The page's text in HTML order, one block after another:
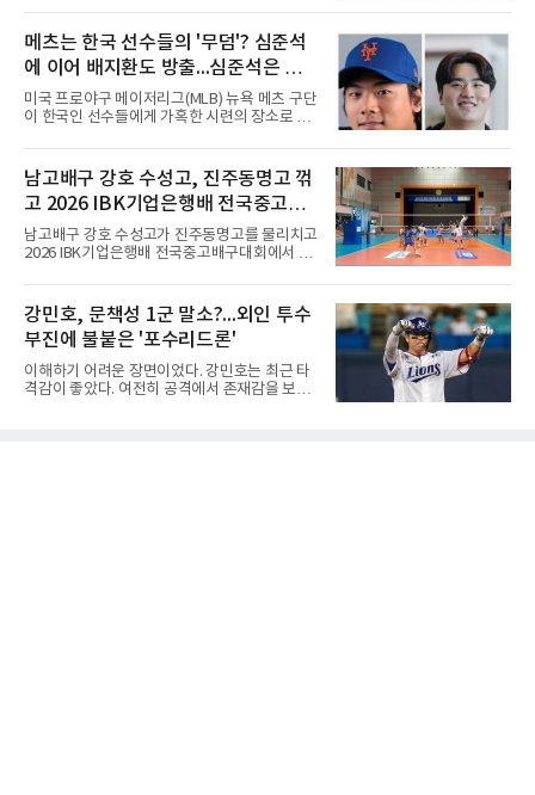
럼에도 팬들 사이에서 논란이 커진 이유는 그가
LG 이적 후 부상과 재활로
다.KLPGA 투어는 6일 제주도 서귀포시 테디 밸
리 골프 앤 리조트의 밸리·테디 코스(파72)에서
개막하는 제주삼다수 마스터스(총상금 10억원·
우승 상금 1억8천만원)로 하반기를 시작한다.두
선수의 재회 자체가 화제다. 올 시즌 3승으로 대
상 포인트(313점), 상금(9억8천400만원), 평균
타수(70.41타) 등 주요 부문 1위를 달리는 김민
솔이 하이원리조트 여자오픈에 나설 때 서교림
은 LPGA 에비앙 챔피언십에, 서교림
메츠는 한국 선수들의 '무덤'? 심준석
에 이어 배지환도 방출...심준석은 이
미 귀국, 배지환은 미국 잔류할 듯
미국 프로야구 메이저리그(MLB) 뉴욕 메츠 구단
이 한국인 선수들에게 가혹한 시련의 장소로 전
대형 유망주로 기대를 모았던 투수 심준석에 이
어, 빅리그 경력을 지닌 내외야수 배지환까지 연
달아 뉴욕 메츠 산하 마이너리그에서 방출 통보
를 받는 아픔을 겪었다. 두 선수의 동반 이탈은
메츠 구단이 유독 한국 선수들에게 '기회의 땅'이
아닌 '무덤'처럼 작용하고 있음을 방증하고 있다.
고교 시절 시속 160km에 달하는 강속구로 큰 스
리츠와 마이애미 말린스를 거쳐 메츠에 둥지를
틀며 반등을 노렸으나
남고배구 강호 수성고, 진주동명고 꺾
고 2026 IBK기업은행배 전국중고배
구대회 4강 진출
남고배구 강호 수성고가 진주동명고를 물리치고
2026 IBK기업은행배 전국중고배구대회에서 18
한국중고배구 2차연맹전 준우승팀 수성고는 4
일 충북 제천 대원대 민송체육관에서 열린 대회
8강전에서 진주동명고를 상대로 공격력이 호조
를 보이며 세트스코어 3-1(25-19, 25-22, 21-
25, 25-23)으로 꺾었다. 인하부고도 부산동성고
를 맞아 뛰어난 조직력을 바탕으로 삼아 3-0(25-
19, 25-19, 25-23)으로 완승을 거두고 4강에 합
강민호, 문책성 1군 말소?...외인 투수
부진에 불붙은 '포수리드론'
이해하기 어려운 장면이었다. 강민호는 최근 타
격감이 좋았다. 여전히 공격에서 존재감을 보여